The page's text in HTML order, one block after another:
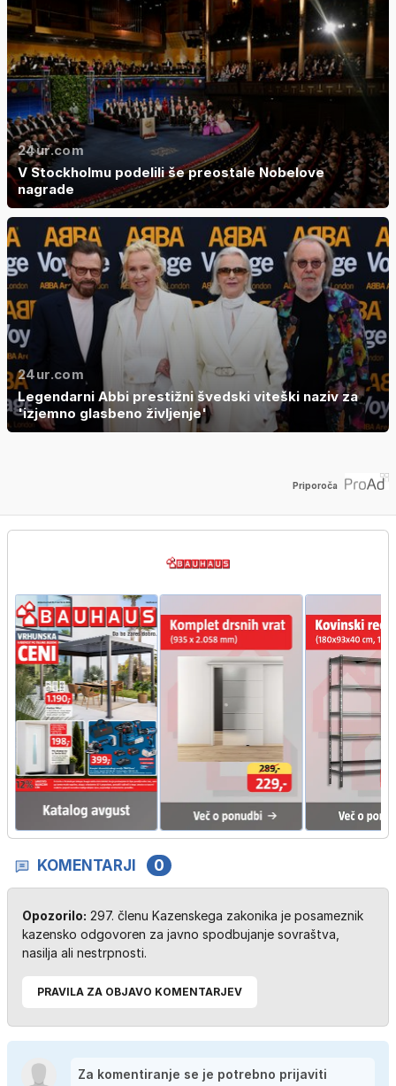
24ur.com
V Stockholmu podelili še preostale Nobelove
nagrade
24ur.com
Legendarni Abbi prestižni švedski viteški naziv za
'izjemno glasbeno življenje'
Priporoča
KOMENTARJI 0
Opozorilo: 297. členu Kazenskega zakonika je posameznik
kazensko odgovoren za javno spodbujanje sovraštva,
nasilja ali nestrpnosti.
PRAVILA ZA OBJAVO KOMENTARJEV